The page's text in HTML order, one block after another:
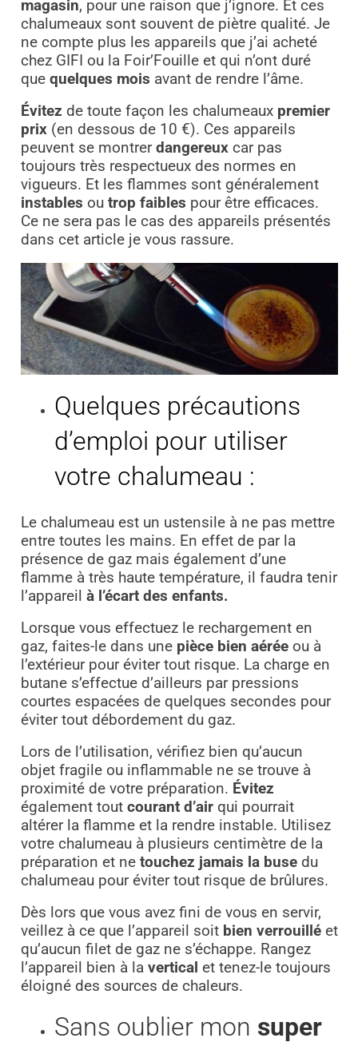
magasin, pour une raison que j’ignore. Et ces
chalumeaux sont souvent de piètre qualité. Je
ne compte plus les appareils que j’ai acheté
chez GIFI ou la Foir’Fouille et qui n’ont duré
que quelques mois avant de rendre l’âme.
Évitez de toute façon les chalumeaux premier
prix(en dessous de 10 €). Ces appareils
peuvent se montrerdangereuxcar pas
toujours très respectueux des normes en
vigueurs. Et les flammes sont généralement
instables ou trop faibles pour être efficaces.
Ce ne sera pas le cas des appareils présentés
dans cet article je vous rassure.
Quelques précautions
d’emploi pour utiliser
votre chalumeau :
Le chalumeau est un ustensile à ne pas mettre
entre toutes les mains. En effet de par la
présence de gaz mais également d’une
flamme à très haute température, il faudra tenir
l’appareil à l’écart des enfants.
Lorsque vous effectuez le rechargement en
gaz, faites-le dans une pièce bien aéréeou à
l’extérieur pour éviter tout risque. La charge en
butane s’effectue d’ailleurs par pressions
courtes espacées de quelques secondes pour
éviter tout débordement du gaz.
Lors de l’utilisation, vérifiez bien qu’aucun
objet fragile ou inflammable ne se trouve à
proximité de votre préparation. Évitez
également tout courant d’airqui pourrait
altérer la flamme et la rendre instable. Utilisez
votre chalumeau à plusieurs centimètre de la
préparation et ne touchez jamais la busedu
chalumeau pour éviter tout risque de brûlures.
Dès lors que vous avez fini de vous en servir,
veillez à ce que l’appareil soit bien verrouillé et
qu’aucun filet de gaz ne s’échappe. Rangez
l’appareil bien à la vertical et tenez-le toujours
éloigné des sources de chaleurs.
Sans oublier mon super